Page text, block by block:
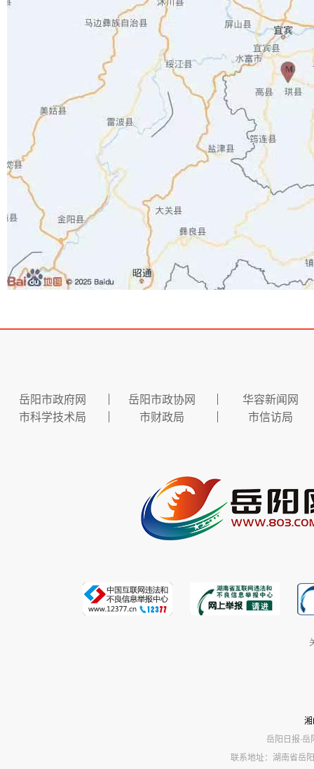
岳阳市政府网 岳阳市政协网
华容新闻网
市科学技术局
市财政局 市信访局
岳阳日报·岳
联系地址：湖南省岳